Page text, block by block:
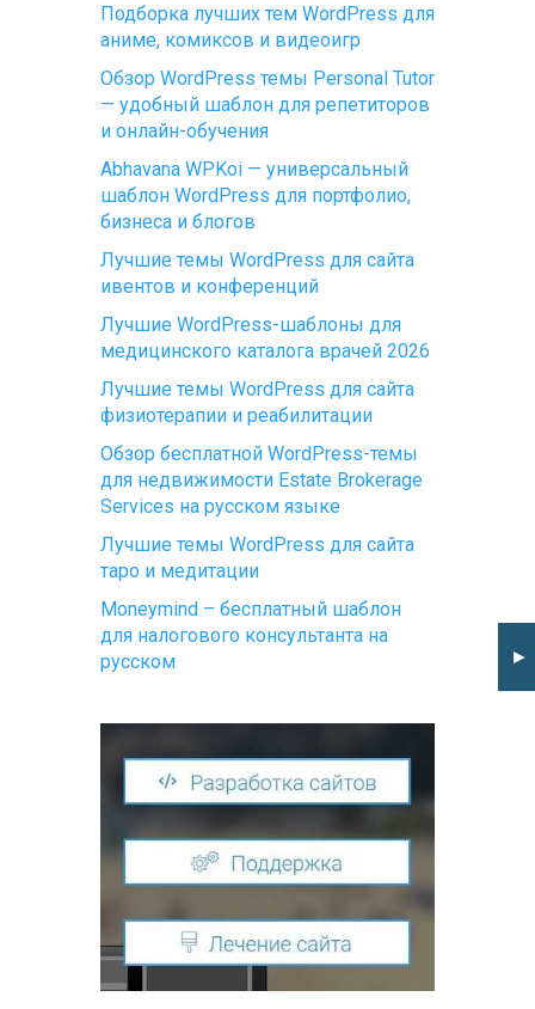
Подборка лучших тем WordPress для
аниме, комиксов и видеоигр
Обзор WordPress темы Personal Tutor
— удобный шаблон для репетиторов
и онлайн-обучения
Abhavana WPKoi — универсальный
шаблон WordPress для портфолио,
бизнеса и блогов
Лучшие темы WordPress для сайта
ивентов и конференций
Лучшие WordPress-шаблоны для
медицинского каталога врачей 2026
Лучшие темы WordPress для сайта
физиотерапии и реабилитации
Обзор бесплатной WordPress-темы
для недвижимости Estate Brokerage
Services на русском языке
Лучшие темы WordPress для сайта
таро и медитации
Moneymind – бесплатный шаблон
для налогового консультанта на
русском
►